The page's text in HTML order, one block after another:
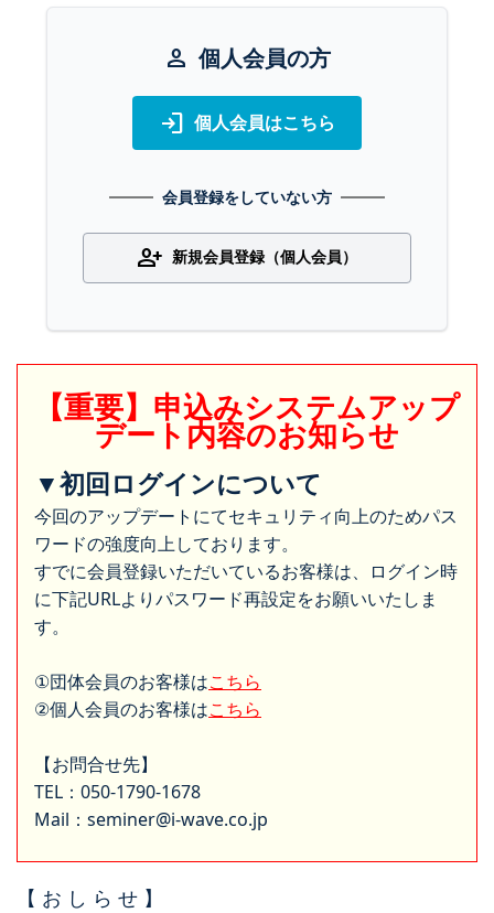
person 個人会員の方
login 個人会員はこちら
会員登録をしていない方
person_add 新規会員登録（個人会員）
【重要】申込みシステムアップ
デート内容のお知らせ
▼初回ログインについて
今回のアップデートにてセキュリティ向上のためパス
ワードの強度向上しております。
すでに会員登録いただいているお客様は、ログイン時
に下記URLよりパスワード再設定をお願いいたしま
す。
①団体会員のお客様はこちら
②個人会員のお客様はこちら
【お問合せ先】
TEL：050-1790-1678
Mail：seminer@i-wave.co.jp
【 お し ら せ 】